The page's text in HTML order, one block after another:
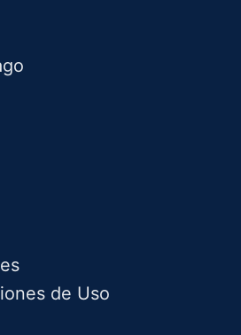
de Uso